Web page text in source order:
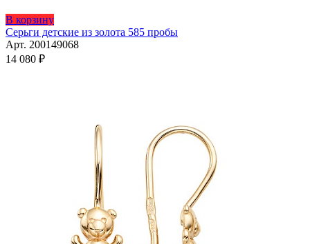
В корзину
Серьги детские из золота 585 пробы
Арт. 200149068
14 080 ₽